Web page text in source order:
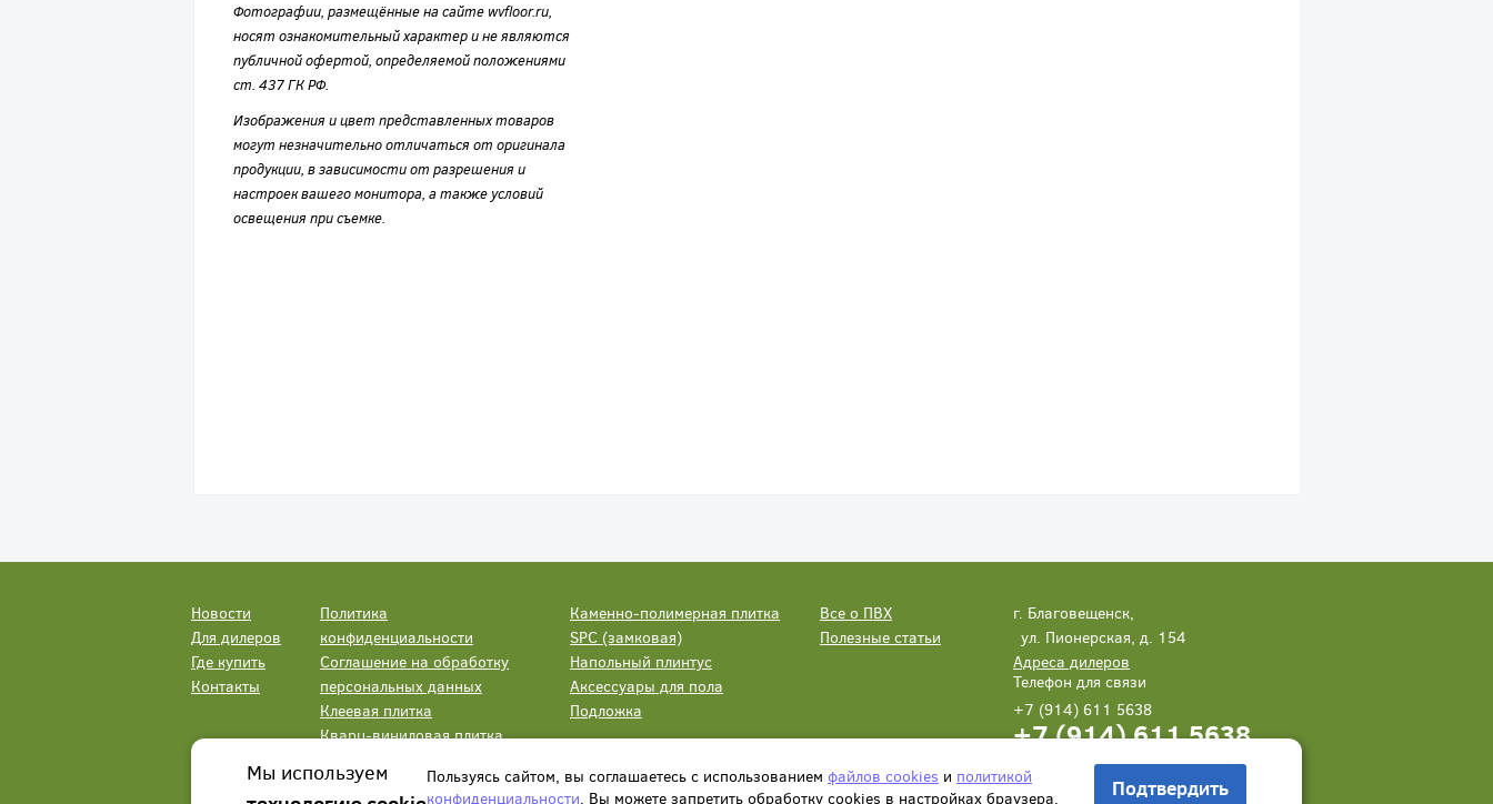
Фотографии, размещённые на сайте wvfloor.ru,
носят ознакомительный характер и не являются
публичной офертой, определяемой положениями
ст. 437 ГК РФ.
Изображения и цвет представленных товаров
могут незначительно отличаться от оригинала
продукции, в зависимости от разрешения и
настроек вашего монитора, а также условий
освещения при съемке.
Новости
Для дилеров
Где купить
Контакты
Политика
конфиденциальности
Соглашение на обработку
персональных данных
Клеевая плитка
Кварц-виниловая плитка
Каменно-полимерная плитка
SPC (замковая)
Напольный плинтус
Аксессуары для пола
Подложка
Все о ПВХ
Полезные статьи
г. Благовещенск,
ул. Пионерская, д. 154
Адреса дилеров
Телефон для связи
+7 (914) 611 5638
+7 (914) 611 5638
Написать нам Заказать звонок
Мы используем
Пользуясь сайтом, вы соглашаетесь с использованием файлов cookies и политикой
конфиденциальности. Вы можете запретить обработку сookies в настройках браузера. Подтвердить